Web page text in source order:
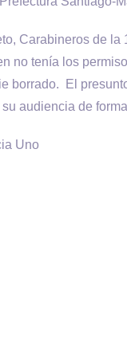
Carabineros de
no tenía los
borrado. El
audiencia de
Uno